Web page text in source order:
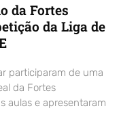
da Fortes
da Liga de
participaram de uma
da Fortes
aulas e apresentaram